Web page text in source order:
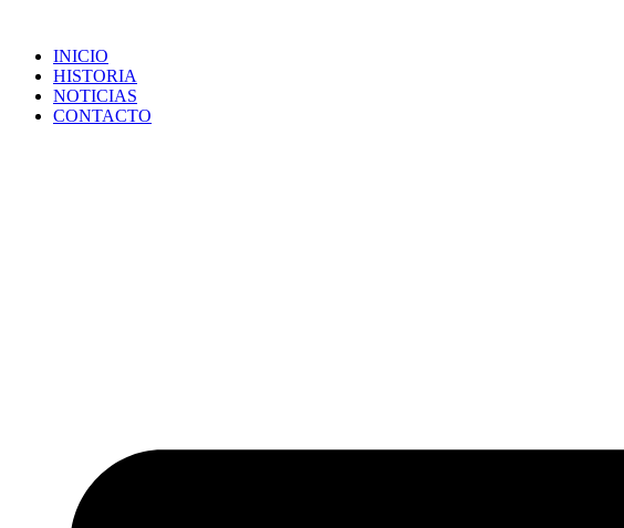
contenidoINICIO
HISTORIA
NOTICIAS
CONTACTO